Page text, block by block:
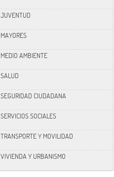
JUVENTUD
MAYORES
MEDIO AMBIENTE
SALUD
SEGURIDAD CIUDADANA
SERVICIOS SOCIALES
TRANSPORTE Y MOVILIDAD
VIVIENDA Y URBANISMO